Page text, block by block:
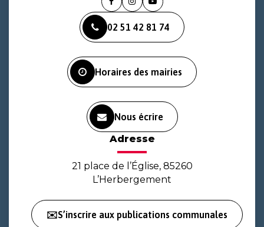
Lien
le
compte
Lien
le
compte
Lien
la
chaîne
02 51 42 81 74
Horaires des mairies
Nous écrire
Adresse
21 place de l’Église, 85260
L’Herbergement
✉️S’inscrire aux publications communales